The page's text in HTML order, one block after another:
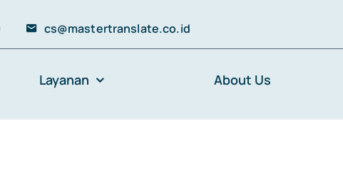
cs@mastertranslate.co.id
Layanan About Us